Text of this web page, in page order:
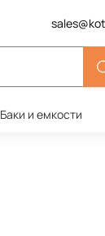
Баки и емкости